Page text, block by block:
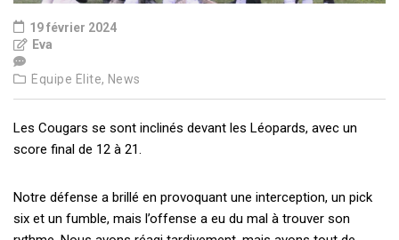
19 février 2024
Eva
Équipe Élite, News
Les Cougars se sont inclinés devant les Léopards, avec un
score final de 12 à 21.
Notre défense a brillé en provoquant une interception, un pick
six et un fumble, mais l’offense a eu du mal à trouver son